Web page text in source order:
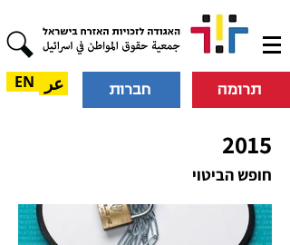
תרומה חברות عر EN
2015
חופש הביטוי